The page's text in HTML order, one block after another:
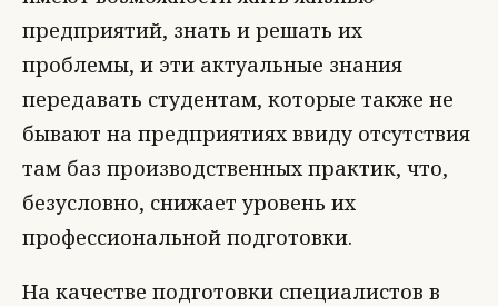
предприятий, знать и решать их
проблемы, и эти актуальные знания
передавать студентам, которые также не
бывают на предприятиях ввиду отсутствия
там баз производственных практик, что,
безусловно, снижает уровень их
профессиональной подготовки.
На качестве подготовки специалистов в